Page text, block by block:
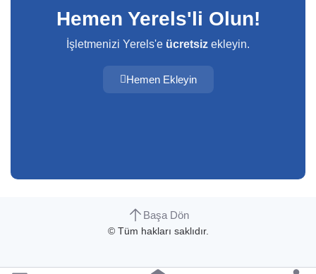
Hemen Yerels'li Olun!
İşletmenizi Yerels'e ücretsiz ekleyin.
Hemen Ekleyin
Başa Dön
© Tüm hakları saklıdır.